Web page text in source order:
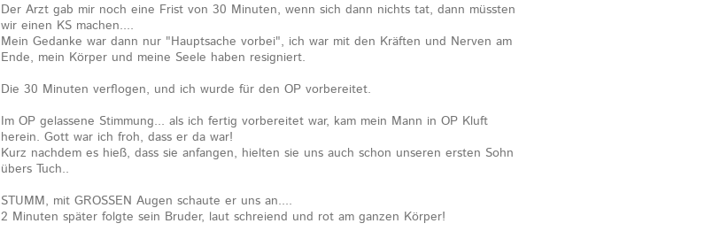
Der Arzt gab mir noch eine Frist von 30 Minuten, wenn sich dann nichts tat, dann müssten
wir einen KS machen....
Mein Gedanke war dann nur "Hauptsache vorbei", ich war mit den Kräften und Nerven am
Ende, mein Körper und meine Seele haben resigniert.
Die 30 Minuten verflogen, und ich wurde für den OP vorbereitet.
Im OP gelassene Stimmung... als ich fertig vorbereitet war, kam mein Mann in OP Kluft
herein. Gott war ich froh, dass er da war!
Kurz nachdem es hieß, dass sie anfangen, hielten sie uns auch schon unseren ersten Sohn
übers Tuch..
STUMM, mit GROSSEN Augen schaute er uns an....
2 Minuten später folgte sein Bruder, laut schreiend und rot am ganzen Körper!